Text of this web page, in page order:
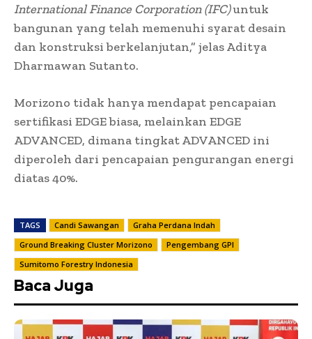
International Finance Corporation (IFC)untuk
bangunan yang telah memenuhi syarat desain
dan konstruksi berkelanjutan,” jelas Aditya
Dharmawan Sutanto.
Morizono tidak hanya mendapat pencapaian
sertifikasi EDGE biasa, melainkan EDGE
ADVANCED, dimana tingkat ADVANCED ini
diperoleh dari pencapaian pengurangan energi
diatas 40%.
TAGS Candi Sawangan
Graha Perdana Indah
Ground Breaking Cluster Morizono
Pengembang GPI
Sumitomo Forestry Indonesia
Baca Juga